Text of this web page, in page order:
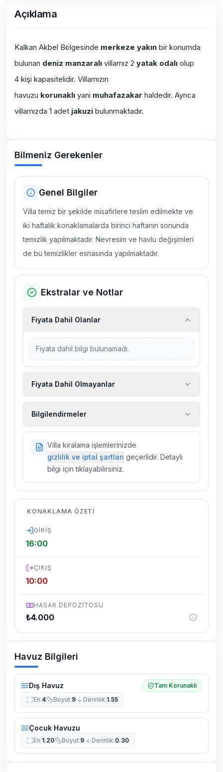
Açıklama
Kalkan Akbel Bölgesinde merkeze yakın bir konumda
bulunan deniz manzaralı villamız 2 yatak odalı olup
4 kişi kapasitelidir. Villamızın
havuzu korunaklı yani muhafazakar haldedir. Ayrıca
villamızda 1 adet jakuzi bulunmaktadır.
Bilmeniz Gerekenler
Genel Bilgiler
Villa temiz bir şekilde misafirlere teslim edilmekte ve
iki haftalık konaklamalarda birinci haftanın sonunda
temizlik yapılmaktadır. Nevresim ve havlu değişimleri
de bu temizlikler esnasında yapılmaktadır.
Ekstralar ve Notlar
Fiyata Dahil Olanlar
Fiyata dahil bilgi bulunamadı.
Fiyata Dahil Olmayanlar
sigortaları fiyatlara dahil değildir.
Bilgilendirmeler
villalarımızda düzenli olarak ilaçlama
yapılmaktadır. Buna rağmen çevrede
kelebek, böcek, sinek vs. bulunma ihtimali
dönemsel olarak altyapı çalışmaları
yapılabilmektedir. Bu çalışma nedeniyle yol
Villa kiralama işlemlerinizde
gizlilik ve iptal şartları geçerlidir. Detaylı
bilgi için tıklayabilirsiniz.
KONAKLAMA ÖZETI
GIRIŞ
16:00
ÇIKIŞ
10:00
HASAR DEPOZITOSU
₺4.000
Havuz Bilgileri
Dış Havuz
Tam Korunakli
En:4 Boyut:9 Derinlik:1.55
Çocuk Havuzu
En:1.20 Boyut:9 Derinlik:0.30